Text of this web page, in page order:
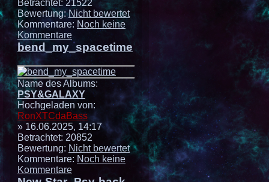
Betrachtet: 21522
Bewertung:Nicht bewertet
Kommentare: Noch keine
Kommentare
bend_my_spacetime
Name des Albums:
PSY&GALAXY
Hochgeladen von:
RonXTCdaBass
» 16.06.2025, 14:17
Betrachtet: 20852
Bewertung: Nicht bewertet
Kommentare: Noch keine
Kommentare